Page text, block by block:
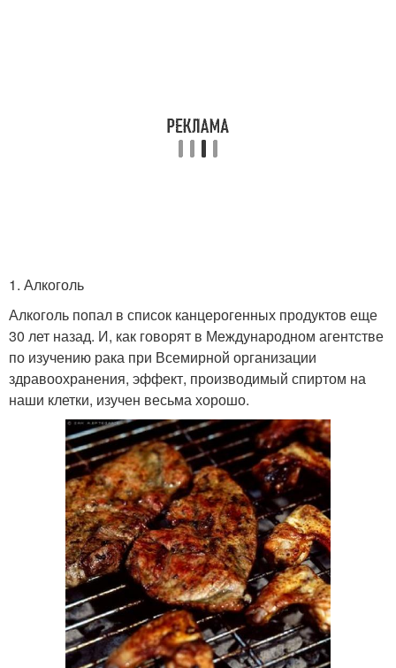
1. Алкоголь
Алкоголь попал в список канцерогенных продуктов еще
30 лет назад. И, как говорят в Международном агентстве
по изучению рака при Всемирной организации
здравоохранения, эффект, производимый спиртом на
наши клетки, изучен весьма хорошо.